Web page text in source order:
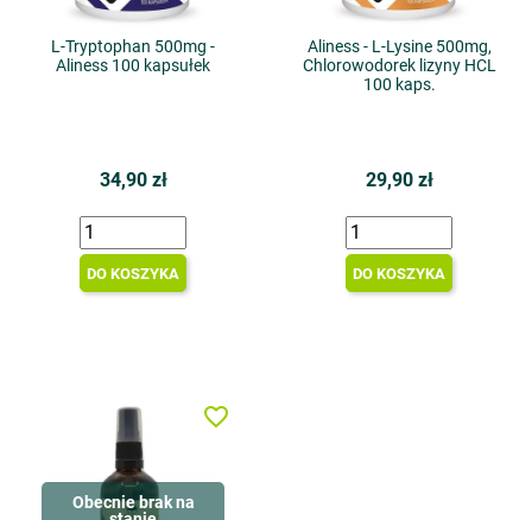
L-Tryptophan 500mg -
Aliness 100 kapsułek
34,90 zł
DO KOSZYKA
Aliness - L-Lysine 500mg,
Chlorowodorek lizyny HCL
100 kaps.
29,90 zł
DO KOSZYKA
Obecnie brak na
favorite_border